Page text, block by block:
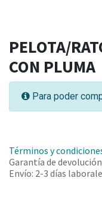
PELOTA/
CON PLUMA
Para poder
Términos y
Garantía de devolución
Envío: 2-3 días